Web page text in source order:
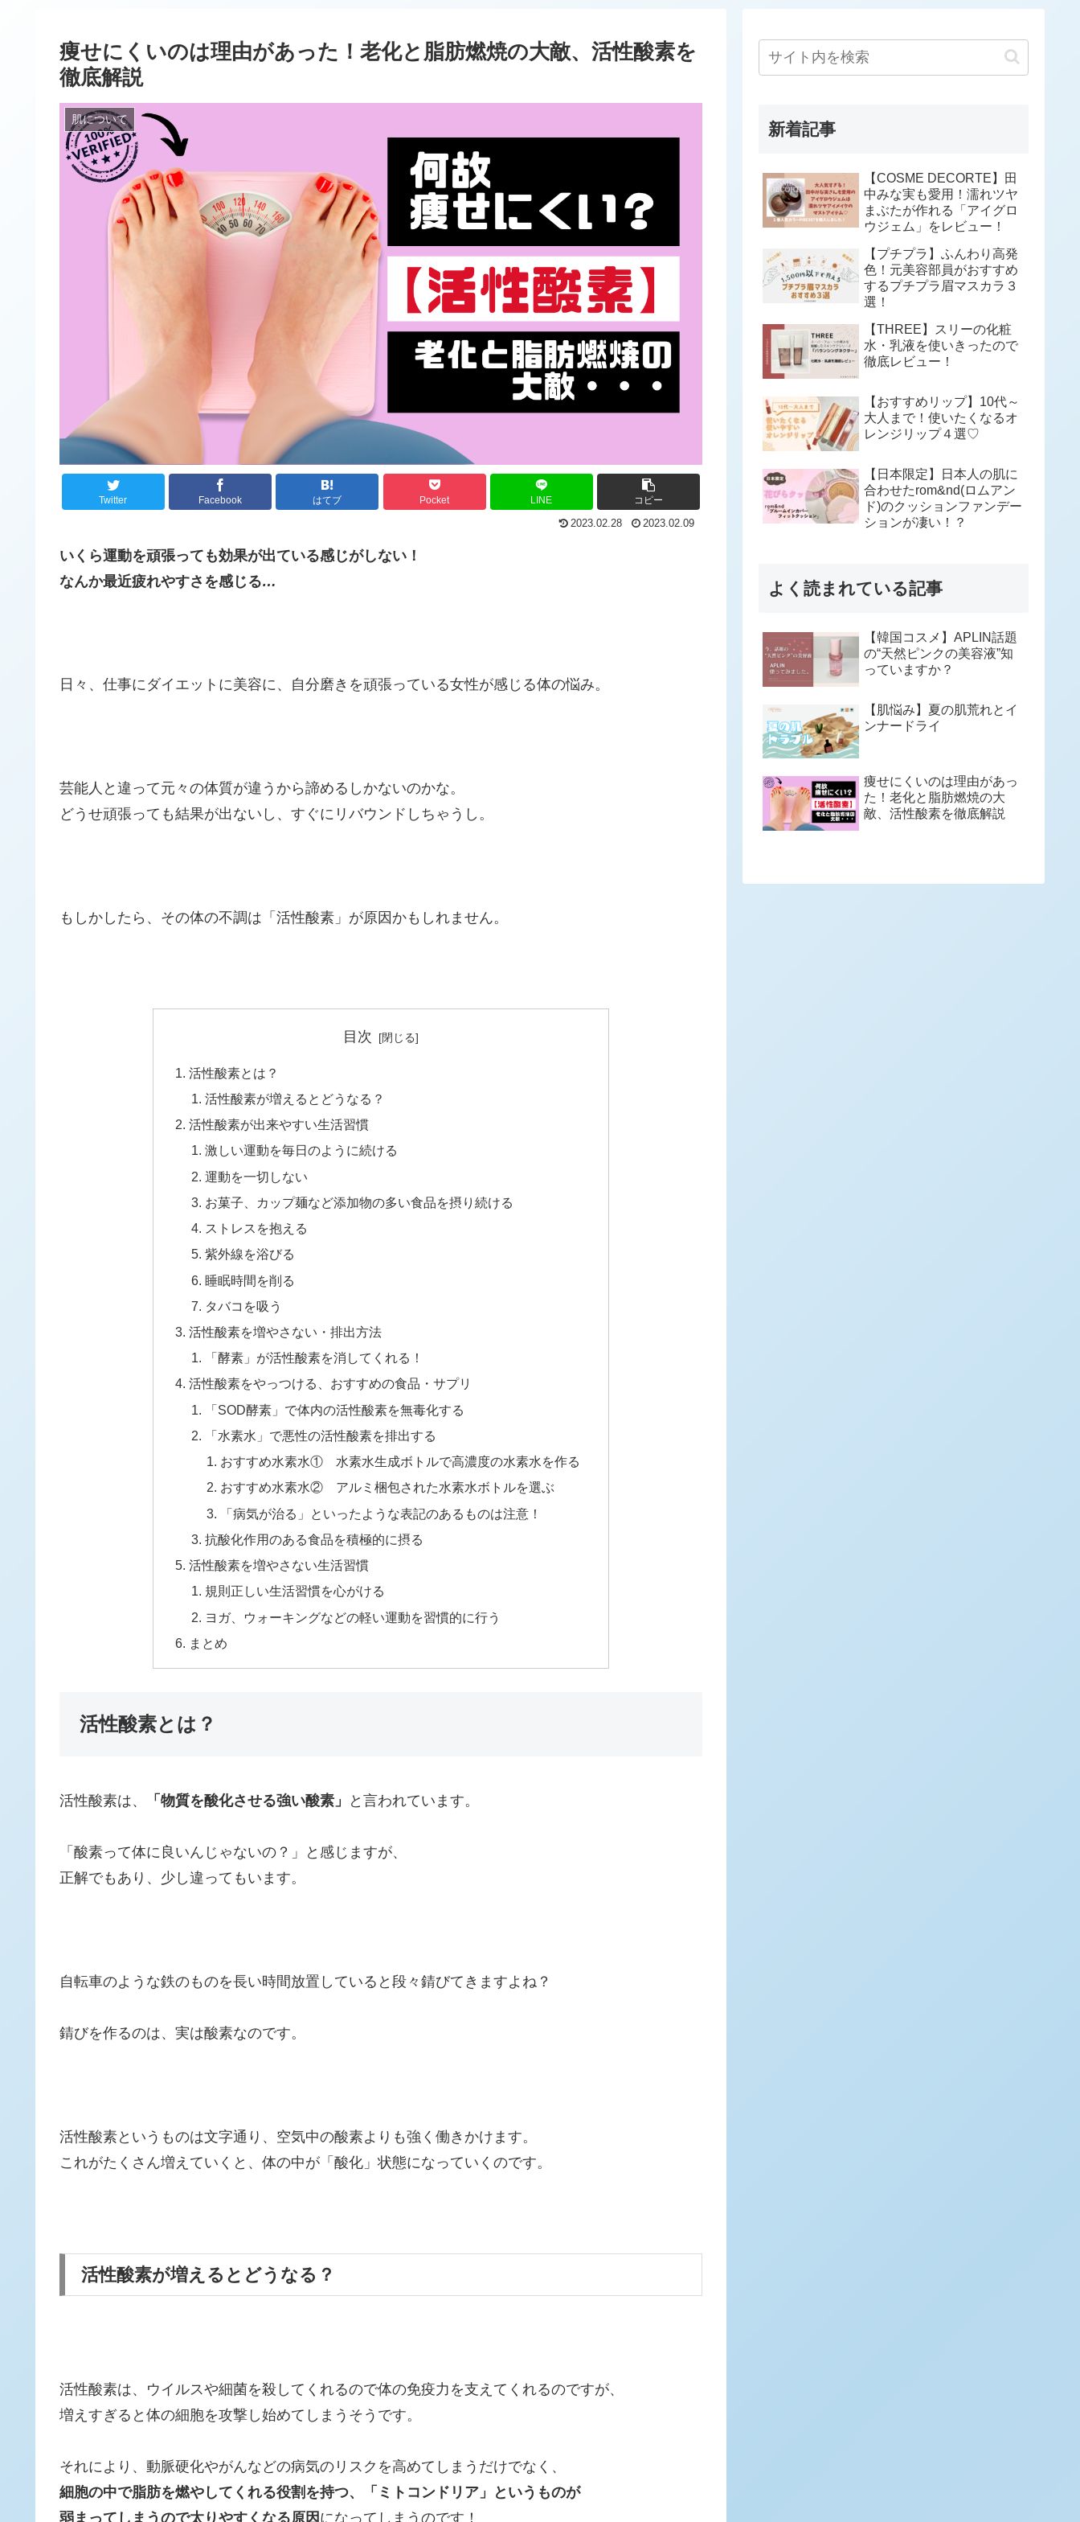
痩せにくいのは理由があった！老化と脂肪燃焼の大敵、活性酸素を
徹底解説
肌について
Twitter Facebook はてブ Pocket LINE コピー
2023.02.28 2023.02.09
いくら運動を頑張っても効果が出ている感じがしない！
なんか最近疲れやすさを感じる…
日々、仕事にダイエットに美容に、自分磨きを頑張っている女性が感じる体の悩み。
芸能人と違って元々の体質が違うから諦めるしかないのかな。
どうせ頑張っても結果が出ないし、すぐにリバウンドしちゃうし。
もしかしたら、その体の不調は「活性酸素」が原因かもしれません。
目次
活性酸素とは？
活性酸素が増えるとどうなる？
活性酸素が出来やすい生活習慣
激しい運動を毎日のように続ける
運動を一切しない
お菓子、カップ麺など添加物の多い食品を摂り続ける
ストレスを抱える
紫外線を浴びる
睡眠時間を削る
タバコを吸う
活性酸素を増やさない・排出方法
「酵素」が活性酸素を消してくれる！
活性酸素をやっつける、おすすめの食品・サプリ
「SOD酵素」で体内の活性酸素を無毒化する
「水素水」で悪性の活性酸素を排出する
おすすめ水素水① 水素水生成ボトルで高濃度の水素水を作る
おすすめ水素水② アルミ梱包された水素水ボトルを選ぶ
「病気が治る」といったような表記のあるものは注意！
抗酸化作用のある食品を積極的に摂る
活性酸素を増やさない生活習慣
規則正しい生活習慣を心がける
ヨガ、ウォーキングなどの軽い運動を習慣的に行う
まとめ
活性酸素とは？
活性酸素は、 「物質を酸化させる強い酸素」 と言われています。
「酸素って体に良いんじゃないの？」と感じますが、
正解でもあり、少し違ってもいます。
自転車のような鉄のものを長い時間放置していると段々錆びてきますよね？
錆びを作るのは、実は酸素なのです。
活性酸素というものは文字通り、空気中の酸素よりも強く働きかけます。
これがたくさん増えていくと、体の中が「酸化」状態になっていくのです。
活性酸素が増えるとどうなる？
活性酸素は、ウイルスや細菌を殺してくれるので体の免疫力を支えてくれるのですが、
増えすぎると体の細胞を攻撃し始めてしまうそうです。
それにより、動脈硬化やがんなどの病気のリスクを高めてしまうだけでなく、
細胞の中で脂肪を燃やしてくれる役割を持つ、「ミトコンドリア」というものが
弱まってしまうので太りやすくなる原因 になってしまうのです！
新着記事
【COSME DECORTE】田
中みな実も愛用！濡れツヤ
まぶたが作れる「アイグロ
ウジェム」をレビュー！
【プチプラ】ふんわり高発
色！元美容部員がおすすめ
するプチプラ眉マスカラ３
選！
【THREE】スリーの化粧
水・乳液を使いきったので
徹底レビュー！
【おすすめリップ】10代～
大人まで！使いたくなるオ
レンジリップ４選♡
【日本限定】日本人の肌に
合わせたrom&nd(ロムアン
ド)のクッションファンデー
ションが凄い！？
よく読まれている記事
【韓国コスメ】APLIN話題
の“天然ピンクの美容液”知
っていますか？
【肌悩み】夏の肌荒れとイ
ンナードライ
痩せにくいのは理由があっ
た！老化と脂肪燃焼の大
敵、活性酸素を徹底解説